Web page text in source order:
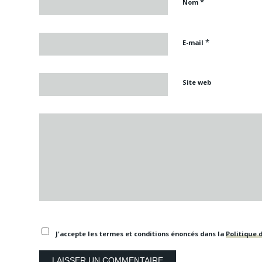
Nom
E-mail *
Site web
J'accepte les termes et conditions énoncés dans la Politique